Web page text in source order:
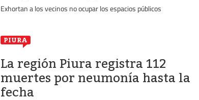
Exhortan a los vecinos no ocupar los espacios públicos
PIURA
La región Piura registra 112
muertes por neumonía hasta la
fecha